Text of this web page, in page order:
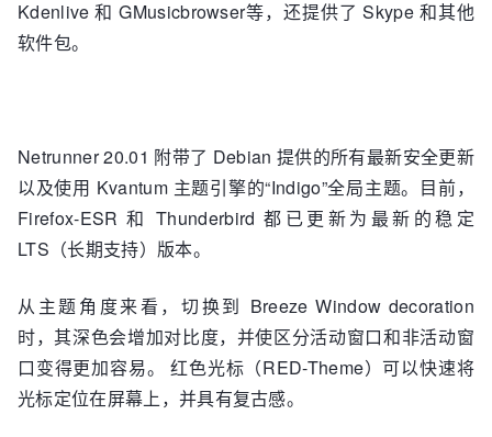
Kdenlive 和 GMusicbrowser等，还提供了 Skype 和其他
软件包。
Netrunner 20.01 附带了 Debian 提供的所有最新安全更新
以及使用 Kvantum 主题引擎的“Indigo”全局主题。目前，
Firefox-ESR 和 Thunderbird 都已更新为最新的稳定
LTS（长期支持）版本。
从主题角度来看，切换到 Breeze Window decoration
时，其深色会增加对比度，并使区分活动窗口和非活动窗
口变得更加容易。 红色光标（RED-Theme）可以快速将
光标定位在屏幕上，并具有复古感。